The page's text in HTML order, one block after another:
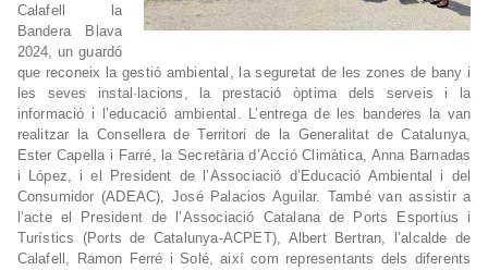
Calafell la
Bandera Blava
2024, un guardó
que reconeix la gestió ambiental, la seguretat de les zones de bany i
les seves instal·lacions, la prestació òptima dels serveis i la
informació i l’educació ambiental. L’entrega de les banderes la van
realitzar la Consellera de Territori de la Generalitat de Catalunya,
Ester Capella i Farré, la Secretària d’Acció Climàtica, Anna Barnadas
i López, i el President de l’Associació d’Educació Ambiental i del
Consumidor (ADEAC), José Palacios Aguilar. També van assistir a
l’acte el President de l’Associació Catalana de Ports Esportius i
Turístics (Ports de Catalunya-ACPET), Albert Bertran, l’alcalde de
Calafell, Ramon Ferré i Solé, així com representants dels diferents